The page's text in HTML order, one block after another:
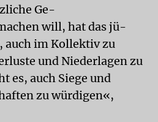
Ge-
will, hat das jü-
auch im Kollektiv zu
und Niederlagen zu
es, auch Siege und
zu würdigen«,